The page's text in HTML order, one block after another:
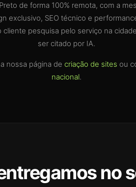
de forma 100% remota, com a
exclusivo, SEO técnico e
pesquisa pelo serviço na
ser citado por IA.
nossa página de criação de sites ou
nacional.
no